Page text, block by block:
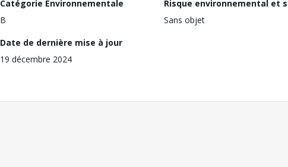
Catégorie Environnementale
B
Risque environnemental et
Sans objet
Date de dernière mise à jour
19 décembre 2024